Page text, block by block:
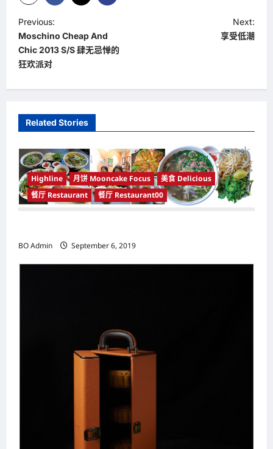
P
o
s
a
v
i
g
a
o
n
Previous:
Moschino Cheap And
Chic 2013 S/S 肆无忌惮的
狂欢派对
Next:
享受低潮
Related Stories
Highline 月饼 Mooncake Focus
美食 Delicious
餐厅 Restaurant
餐厅 Restaurant00
BO Admin September 6, 2019